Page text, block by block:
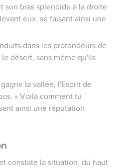
son bras splendide à la droite
eux, se faisant ainsi une
dans les profondeurs de
désert, sans même qu'ils
la vallée, l'Esprit de
» Voilà comment tu
ainsi une réputation
constate la situation, du haut